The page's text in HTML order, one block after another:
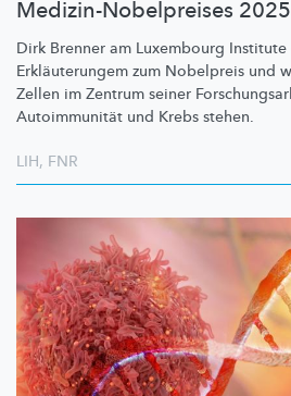
Medizin-Nobelpreises 2025
Dirk Brenner am Luxembourg
Erkläuterungem zum Nobelpreis und
Zellen im Zentrum seiner
Autoimmunität und Krebs stehen.
LIH, FNR